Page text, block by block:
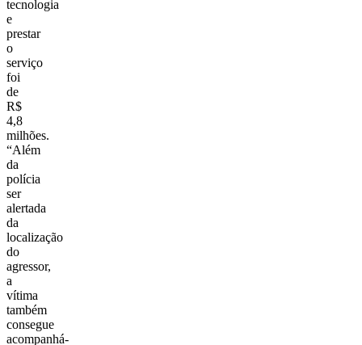
tecnologia
e
prestar
o
serviço
foi
de
R$
4,8
milhões.
“Além
da
polícia
ser
alertada
da
localização
do
agressor,
a
vítima
também
consegue
acompanhá-